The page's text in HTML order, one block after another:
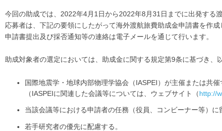
今回の助成では、2022年4月1日から2022年8月31日までに出発する
応募者は、下記の要領にしたがって海外渡航旅費助成金申請書を作成
申請書提出及び採否通知等の連絡は電子メールを通じて行います。
助成対象者の選定においては、助成金に関する規定第9条に基づき、
国際地震学・地球内部物理学協会（IASPEI）が主催または共
（IASPEIに関連した会議等については、ウェブサイト（http://
当該会議等における申請者の任務（役員、コンビーナー等）に
若手研究者の優先に配慮する。